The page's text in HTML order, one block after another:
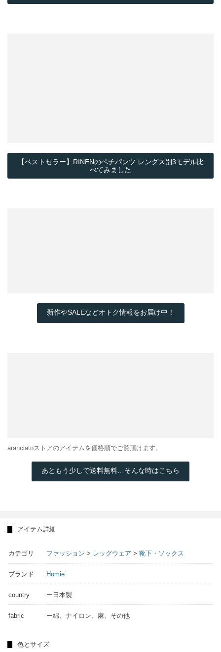
【ベストセラー】RINENのペチパンツ レングス別3モデル比
べてみました
新作やSALEなどオトク情報をお届け中！
aranciatoストアのアイテムを価格順でご覧頂けます。
あともう少しで送料無料…そんな時はこちら
アイテム詳細
カテゴリ ファッション > レッグウェア > 靴下・ソックス
ブランド Homie
country ー日本製
fabric ー綿、ナイロン、麻、その他
色とサイズ